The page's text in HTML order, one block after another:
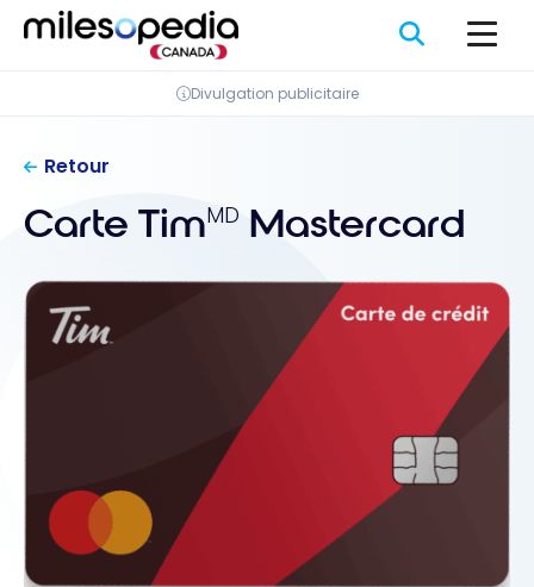
Panneau de gestion des cookies
Passer
Divulgation publicitaire
Retour
Carte TimMD Mastercard